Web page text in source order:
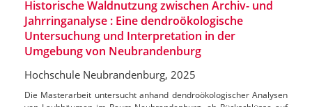
Historische Waldnutzung zwischen Archiv- und
Jahrringanalyse : Eine dendroökologische
Untersuchung und Interpretation in der
Umgebung von Neubrandenburg
Hochschule Neubrandenburg, 2025
Die Masterarbeit untersucht anhand dendroökologischer Analysen